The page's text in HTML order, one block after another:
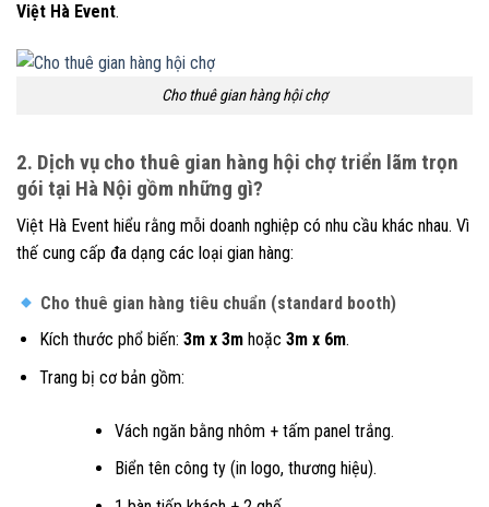
Việt Hà Event.
Cho thuê gian hàng hội chợ
2. Dịch vụ cho thuê gian hàng hội chợ triển lãm trọn
gói tại Hà Nội gồm những gì?
Việt Hà Event hiểu rằng mỗi doanh nghiệp có nhu cầu khác nhau. Vì
thế cung cấp đa dạng các loại gian hàng:
Cho thuê gian hàng tiêu chuẩn (standard booth)
Kích thước phổ biến: 3m x 3mhoặc 3m x 6m.
Trang bị cơ bản gồm:
Vách ngăn bằng nhôm + tấm panel trắng.
Biển tên công ty (in logo, thương hiệu).